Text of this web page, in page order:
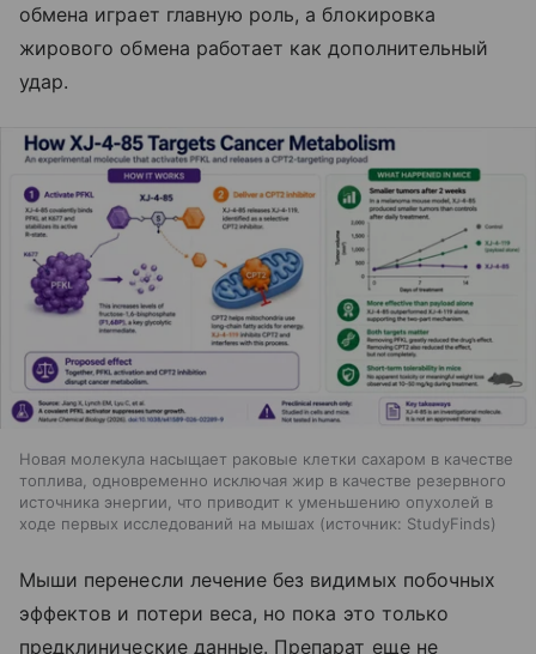
обмена играет главную роль, а блокировка
жирового обмена работает как дополнительный
удар.
Новая молекула насыщает раковые клетки сахаром в качестве
топлива, одновременно исключая жир в качестве резервного
источника энергии, что приводит к уменьшению опухолей в
ходе первых исследований на мышах
источник: StudyFinds
Мыши перенесли лечение без видимых побочных
эффектов и потери веса, но пока это только
предклинические данные. Препарат еще не